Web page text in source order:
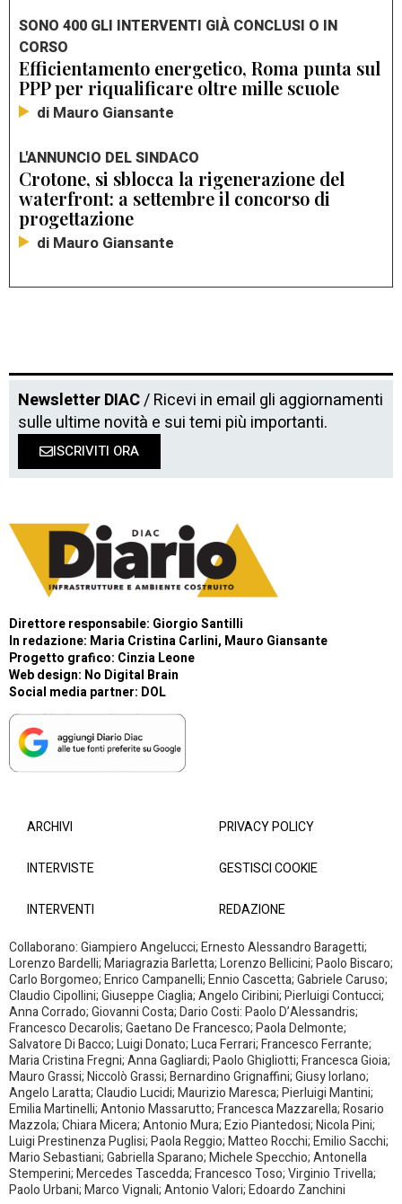
SONO 400 GLI INTERVENTI GIÀ CONCLUSI O IN
CORSO
Efficientamento energetico, Roma punta sul
PPP per riqualificare oltre mille scuole
di Mauro Giansante
L'ANNUNCIO DEL SINDACO
Crotone, si sblocca la rigenerazione del
waterfront: a settembre il concorso di
progettazione
di Mauro Giansante
Newsletter DIAC/ Ricevi in email gli aggiornamenti
sulle ultime novità e sui temi più importanti.
ISCRIVITI ORA
Direttore responsabile: Giorgio Santilli
In redazione: Maria Cristina Carlini, Mauro Giansante
Progetto grafico: Cinzia Leone
Web design: No Digital Brain
Social media partner: DOL
ARCHIVI
INTERVISTE
INTERVENTI
PRIVACY POLICY
GESTISCI COOKIE
REDAZIONE
Collaborano: Giampiero Angelucci; Ernesto Alessandro Baragetti;
Lorenzo Bardelli; Mariagrazia Barletta; Lorenzo Bellicini; Paolo Biscaro;
Carlo Borgomeo; Enrico Campanelli; Ennio Cascetta; Gabriele Caruso;
Claudio Cipollini; Giuseppe Ciaglia; Angelo Ciribini; Pierluigi Contucci;
Anna Corrado; Giovanni Costa; Dario Costi: Paolo D’Alessandris;
Francesco Decarolis; Gaetano De Francesco; Paola Delmonte;
Salvatore Di Bacco; Luigi Donato; Luca Ferrari; Francesco Ferrante;
Maria Cristina Fregni; Anna Gagliardi; Paolo Ghigliotti; Francesca Gioia;
Mauro Grassi; Niccolò Grassi; Bernardino Grignaffini; Giusy Iorlano;
Angelo Laratta; Claudio Lucidi; Maurizio Maresca; Pierluigi Mantini;
Emilia Martinelli; Antonio Massarutto; Francesca Mazzarella; Rosario
Mazzola; Chiara Micera; Antonio Mura; Ezio Piantedosi; Nicola Pini;
Luigi Prestinenza Puglisi; Paola Reggio; Matteo Rocchi; Emilio Sacchi;
Mario Sebastiani; Gabriella Sparano; Michele Specchio; Antonella
Stemperini; Mercedes Tascedda; Francesco Toso; Virginio Trivella;
Paolo Urbani; Marco Vignali; Antonio Valori; Edoardo Zanchini